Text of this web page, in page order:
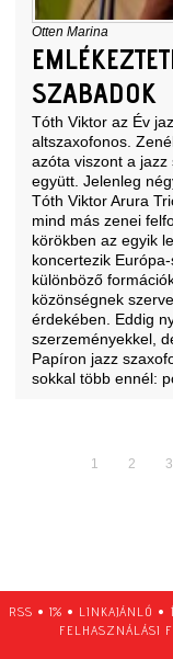
Otten Marina
SZABADOK
Tóth Viktor az Év
altszaxofonos.
azóta viszont a
együtt. Jelenleg
Tóth Viktor Arura
mind más zenei
körökben az egyik
koncertezik
különböző
közönségnek
érdekében. Eddig
szerzeményekkel,
Papíron jazz
sokkal több ennél:
1 2 3
RSS • 1% • LINKAJÁNLÓ •
FELHASZNÁLÁSI